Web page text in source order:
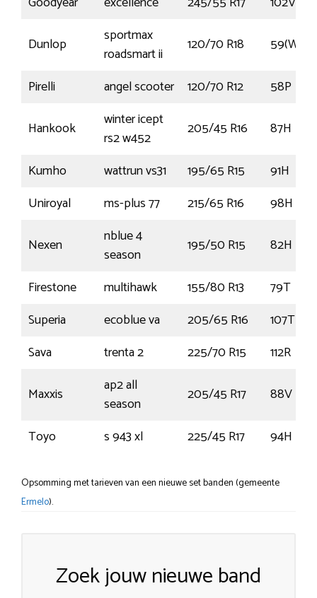
Dunlop
sportmax
roadsmart ii
120/70 R18
59(W)
Pirelli
angel scooter 120/70 R12
58P
Hankook
winter icept
rs2 w452
205/45 R16
87H
Kumho
wattrun vs31 195/65 R15
91H
Uniroyal
ms-plus 77 215/65 R16
98H
Nexen
nblue 4
season
195/50 R15
82H
Firestone
multihawk 155/80 R13
79T
Superia
ecoblue va 205/65 R16
107T
Sava
trenta 2 225/70 R15
112R
Maxxis
ap2 all
season
205/45 R17
88V
Toyo
s 943 xl 225/45 R17 94H
Opsomming met tarieven van een nieuwe set banden (gemeente
Ermelo).
Zoek jouw nieuwe band